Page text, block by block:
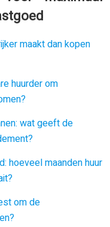
maakt dan kopen
huurder om
wat geeft de
hoeveel maanden huur
om de